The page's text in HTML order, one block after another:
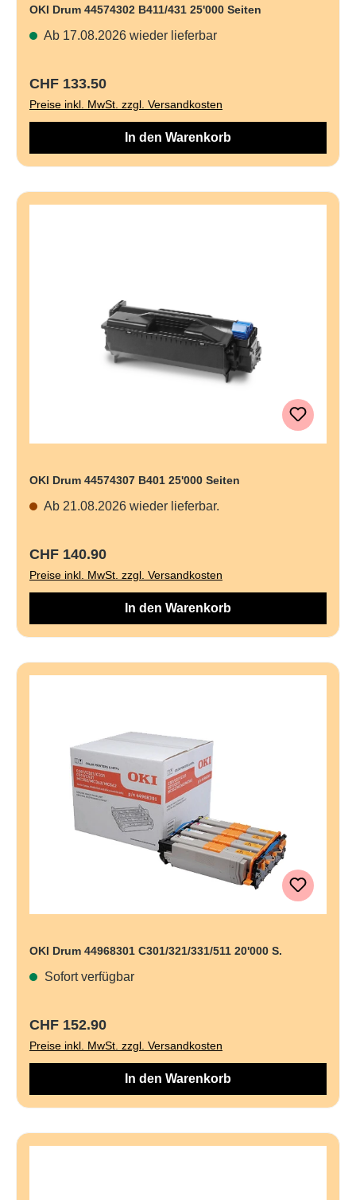
OKI Drum 44574302 B411/431 25'000 Seiten
Ab 17.08.2026 wieder lieferbar
Regulärer Preis:
CHF 133.50
Preise inkl. MwSt. zzgl. Versandkosten
In den Warenkorb
OKI Drum 44574307 B401 25'000 Seiten
Ab 21.08.2026 wieder lieferbar.
Regulärer Preis:
CHF 140.90
Preise inkl. MwSt. zzgl. Versandkosten
In den Warenkorb
OKI Drum 44968301 C301/321/331/511 20'000 S.
Sofort verfügbar
Regulärer Preis:
CHF 152.90
Preise inkl. MwSt. zzgl. Versandkosten
In den Warenkorb